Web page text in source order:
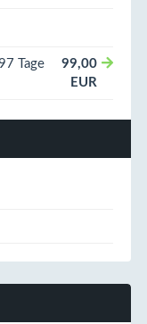
Tage
99,00
EUR